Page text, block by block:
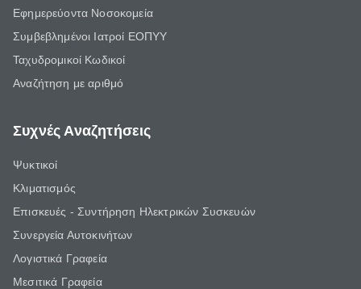
Εφημερεύοντα Νοσοκομεία
Συμβεβλημένοι Ιατροί ΕΟΠΥΥ
Ταχυδρομικοί Κωδικοί
Αναζήτηση με αριθμό
Συχνές Αναζητήσεις
Ψυκτικοί
Κλιματισμός
Επισκευές - Συντήρηση Ηλεκτρικών Συσκευών
Συνεργεία Αυτοκινήτων
Λογιστικά Γραφεία
Μεσιτικά Γραφεία